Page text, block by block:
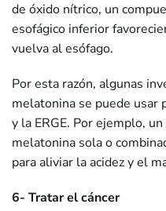
de óxido nítrico, un
esofágico inferior
vuelva al esófago.
Por esta razón, algunas
melatonina se puede usar
y la ERGE. Por ejemplo, un
melatonina sola o
para aliviar la acidez y el
6- Tratar el cáncer